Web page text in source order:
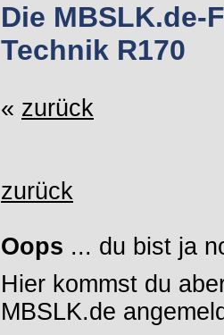
Die MBSLK.de-
Technik R170
« zurück
zurück
Oops ... du bist ja
Hier kommst du
MBSLK.de